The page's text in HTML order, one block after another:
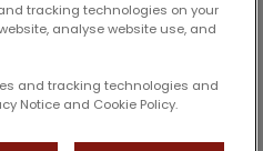
tracking technologies on your
analyse website use, and
and tracking technologies and
Notice and Cookie Policy.